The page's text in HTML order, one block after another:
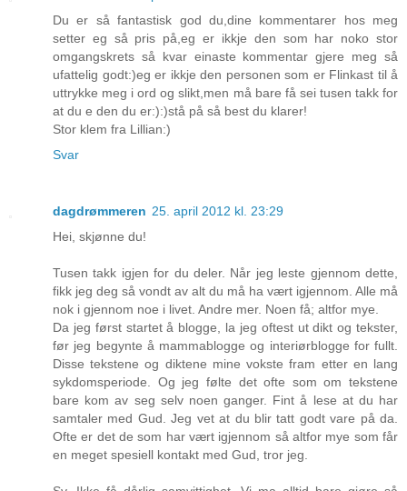
Du er så fantastisk god du,dine kommentarer hos meg
setter eg så pris på,eg er ikkje den som har noko stor
omgangskrets så kvar einaste kommentar gjere meg så
ufattelig godt:)eg er ikkje den personen som er Flinkast til å
uttrykke meg i ord og slikt,men må bare få sei tusen takk for
at du e den du er:):)stå på så best du klarer!
Stor klem fra Lillian:)
Svar
dagdrømmeren 25. april 2012 kl. 23:29
Hei, skjønne du!
Tusen takk igjen for du deler. Når jeg leste gjennom dette,
fikk jeg deg så vondt av alt du må ha vært igjennom. Alle må
nok i gjennom noe i livet. Andre mer. Noen få; altfor mye.
Da jeg først startet å blogge, la jeg oftest ut dikt og tekster,
før jeg begynte å mammablogge og interiørblogge for fullt.
Disse tekstene og diktene mine vokste fram etter en lang
sykdomsperiode. Og jeg følte det ofte som om tekstene
bare kom av seg selv noen ganger. Fint å lese at du har
samtaler med Gud. Jeg vet at du blir tatt godt vare på da.
Ofte er det de som har vært igjennom så altfor mye som får
en meget spesiell kontakt med Gud, tror jeg.